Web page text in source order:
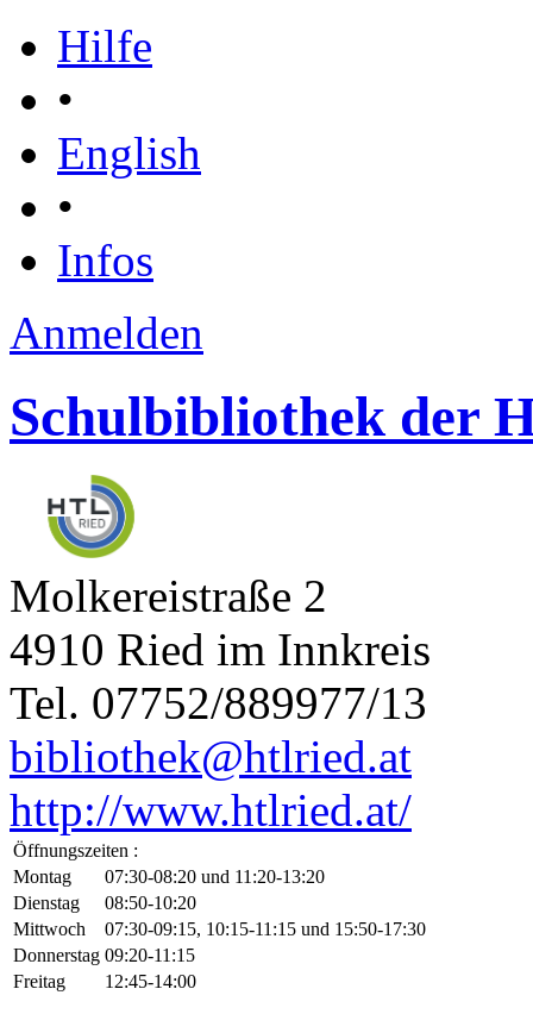
Hilfe
•
English
•
Infos
Anmelden
Schulbibliothek der
Molkereistraße 2
4910 Ried im Innkreis
Tel. 07752/889977/13
bibliothek@htlried.at
http://www.htlried.at/
Öffnungszeiten :
Montag
07:30-08:20 und 11:20-13:20
Dienstag
08:50-10:20
Mittwoch
07:30-09:15, 10:15-11:15 und 15:50-17:30
Donnerstag 09:20-11:15
Freitag
12:45-14:00